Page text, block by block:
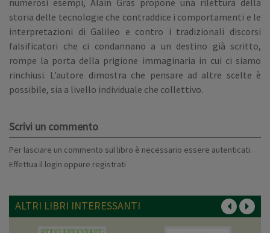
numerosi esempi, Alain Gras propone una rilettura della
storia delle tecnologie che contraddice i comportamenti e le
interpretazioni di Galileo e contro i tradizionali discorsi
falsificatori che ci condannano a un destino già scritto,
rompe la porta della prigione immaginaria in cui ci siamo
rinchiusi. L’autore dimostra che pensare ad altre scelte è
possibile, sia a livello individuale che collettivo.
Scrivi un commento
Per lasciare un commento sul libro è necessario essere autenticati.
Effettua il login oppure registrati
ALTRI LIBRI INTERESSANTI